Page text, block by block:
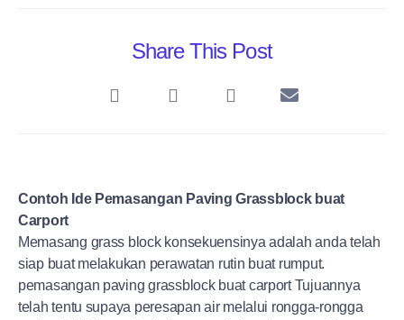
Share This Post
Contoh Ide Pemasangan Paving Grassblock buat
Carport
Memasang grass block konsekuensinya adalah anda telah
siap buat melakukan perawatan rutin buat rumput.
pemasangan paving grassblock buat carport Tujuannya
telah tentu supaya peresapan air melalui rongga-rongga